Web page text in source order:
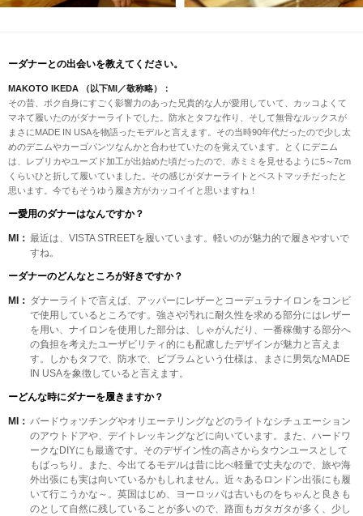
ーダナーとの出会いを教えてください。
MAKOTO IKEDA （以下MI／敬称略）：
その昔、ボク自身にすごく影響力のあった兄貴的な人が愛用していて、カッコよくて
マネて履いたのがダナーライトでした。防水とタフな作り、そして無骨なルックスが
まさにMADE IN USAを物語ったモデルと言えます。その当時90年代だったので少し太
めのデニムやカーゴパンツなんかと合わせていたのを覚えています。とくにデニム
は、レプリカやユーズド加工が出始めた頃だったので、赤ミミを見せるように5～7cm
くらいひと折して履いていました。その感じがダナーライトとベストマッチだったと
思います。今でもそうゆう履き方がカッコイイと思いますね！
ー愛用のダナーはなんですか？
MI： 最近は、VISTA STREETを履いています。軽いのが魅力的で履きやすいで
すね。
ーダナーのどんなところが好きですか？
MI： ダナーライトで言えば、アッパーにレザーとコーデュラナイロンをコンビ
で使用しているところです。強さや汚れに耐久性を求める部分にはレザー
を用い、ナイロンを使用した部分は、しゃがんだり、一番稼働する部分へ
の負担を考えたユーザビリティ的にも配慮したデザインが魅力と言えま
す。しかもタフで、防水で、ビブラムという仕様は、まさに男気なMADE
IN USAを象徴していると言えます。
ーどんな時にダナーを履きますか？
MI： バードウォツチングやオリエーテリングなどのライトなシチュエーション
のアウトドアや、デイトレッキングなどに向いています。また、ハードワ
ークなDIYにも最適です。そのデザイン性の高さからタウンユースとして
もばっちり。また、今出てるモデルは昔に比べ軽量で丈夫なので、旅や海
外出張にも実は向いているかもしれません。近々あるロンドン出張にも履
いて行こうかな～。英国はじめ、ヨーロッパは古いものをちゃんと良きも
のとして自然に残していることが多いので、路面もガタガタが多く、少し